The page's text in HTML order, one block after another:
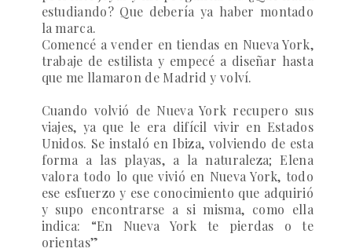
estudiando? Que debería ya haber montado
la marca.
Comencé a vender en tiendas en Nueva York,
trabaje de estilista y empecé a diseñar hasta
que me llamaron de Madrid y volví.
Cuando volvió de Nueva York recupero sus
viajes, ya que le era difícil vivir en Estados
Unidos. Se instaló en Ibiza, volviendo de esta
forma a las playas, a la naturaleza; Elena
valora todo lo que vivió en Nueva York, todo
ese esfuerzo y ese conocimiento que adquirió
y supo encontrarse a si misma, como ella
indica: “En Nueva York te pierdas o te
orientas”